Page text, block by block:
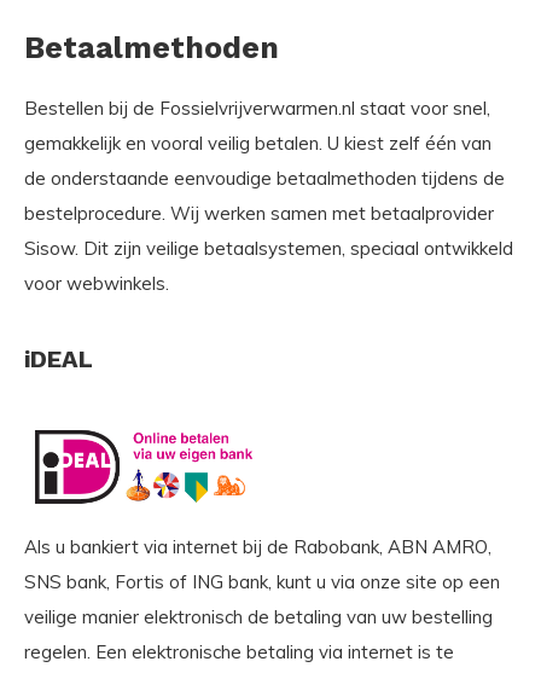
Betaalmethoden
Bestellen bij de Fossielvrijverwarmen.nl staat voor snel,
gemakkelijk en vooral veilig betalen. U kiest zelf één van
de onderstaande eenvoudige betaalmethoden tijdens de
bestelprocedure. Wij werken samen met betaalprovider
Sisow. Dit zijn veilige betaalsystemen, speciaal ontwikkeld
voor webwinkels.
iDEAL
Als u bankiert via internet bij de Rabobank, ABN AMRO,
SNS bank, Fortis of ING bank, kunt u via onze site op een
veilige manier elektronisch de betaling van uw bestelling
regelen. Een elektronische betaling via internet is te